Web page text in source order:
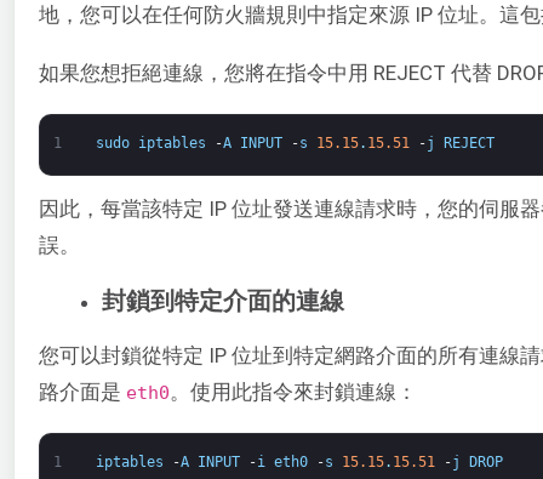
地，您可以在任何防火牆規則中指定來源 IP 位址。這
如果您想拒絕連線，您將在指令中用 REJECT 代替
1 sudo iptables -A INPUT -s 15.15. 15.51 -j REJECT
因此，每當該特定 IP 位址發送連線請求時，您的伺服
誤。
封鎖到特定介面的連線
您可以封鎖從特定 IP 位址到特定網路介面的所有連線
路介面是 ​ eth0​。使用此指令來封鎖連線：
1 iptables -A INPUT -i eth0 -s 15.15. 15.51 -j DROP